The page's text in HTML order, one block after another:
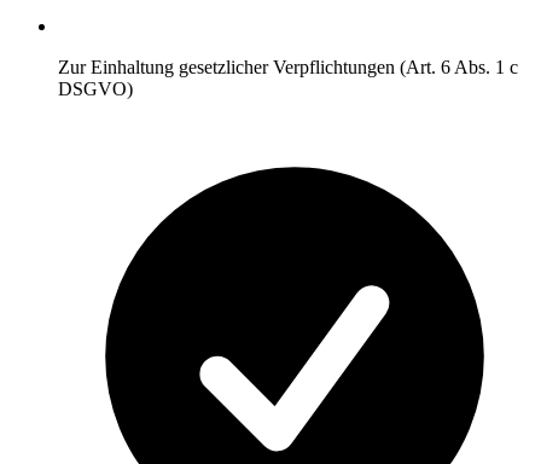
Zur Einhaltung gesetzlicher Verpflichtungen (Art. 6 Abs. 1 c
DSGVO)